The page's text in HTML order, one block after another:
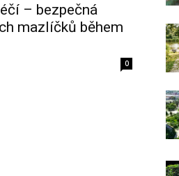
– bezpečná
mazlíčků během
0